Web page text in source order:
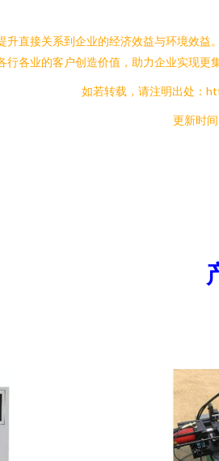
直接关系到企业的经济效益与环境效益
行各业的客户创造价值，助力企业实现更
如若转载，请注明出处：
更新时